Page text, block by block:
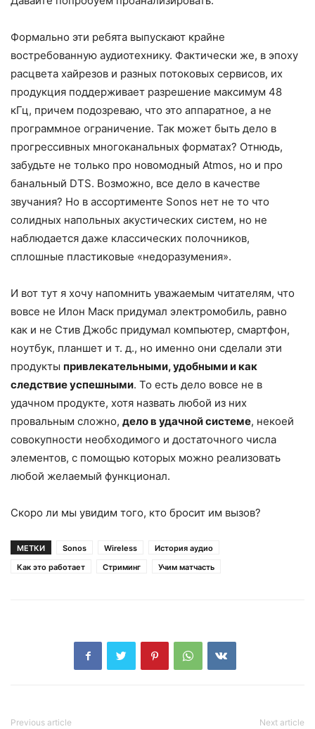
Формально эти ребята выпускают крайне
востребованную аудиотехнику. Фактически же, в эпоху
расцвета хайрезов и разных потоковых сервисов, их
продукция поддерживает разрешение максимум 48
кГц, причем подозреваю, что это аппаратное, а не
программное ограничение. Так может быть дело в
прогрессивных многоканальных форматах? Отнюдь,
забудьте не только про новомодный Atmos, но и про
банальный DTS. Возможно, все дело в качестве
звучания? Но в ассортименте Sonos нет не то что
солидных напольных акустических систем, но не
наблюдается даже классических полочников,
сплошные пластиковые «недоразумения».
И вот тут я хочу напомнить уважаемым читателям, что
вовсе не Илон Маск придумал электромобиль, равно
как и не Стив Джобс придумал компьютер, смартфон,
ноутбук, планшет и т. д., но именно они сделали эти
продукты привлекательными, удобными и как
следствие успешными. То есть дело вовсе не в
удачном продукте, хотя назвать любой из них
провальным сложно, дело в удачной системе, некоей
совокупности необходимого и достаточного числа
элементов, с помощью которых можно реализовать
любой желаемый функционал.
Скоро ли мы увидим того, кто бросит им вызов?
МЕТКИ Sonos Wireless
История аудио
Как это работает
Стриминг Учим матчасть
Previous article Next article